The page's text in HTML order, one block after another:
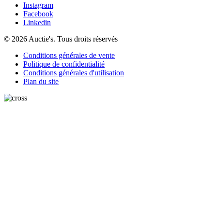
Instagram
Facebook
Linkedin
© 2026 Auctie's. Tous droits réservés
Conditions générales de vente
Politique de confidentialité
Conditions générales d'utilisation
Plan du site